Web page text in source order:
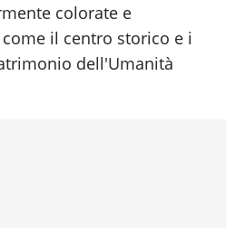
colorate e
il centro storico e i
dell'Umanità